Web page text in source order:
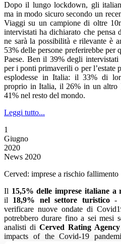
Dopo il lungo lockdown, gli
ma in modo sicuro secondo un
Viaggi su un campione di oltre
intervistati ha dichiarato che pensa
ne sarà la possibilità e rilevante è
53% delle persone preferirebbe per
Paese. Ben il 39% degli
per i ponti primaverili o per l’estate
esplodesse in Italia: il 33% di
proprio in Italia, il 26% in un altro
41% nel resto del mondo.
Leggi tutto...
1
Giugno
2020
News 2020
Cerved: imprese a rischio fallimento
Il 15,5% delle imprese italiane
il 18,9% nel settore turistico-
verificare nuove ondate di
potrebbero durare fino a sei mesi
analisti di Cerved Rating Agency
impacts of the Covid-19